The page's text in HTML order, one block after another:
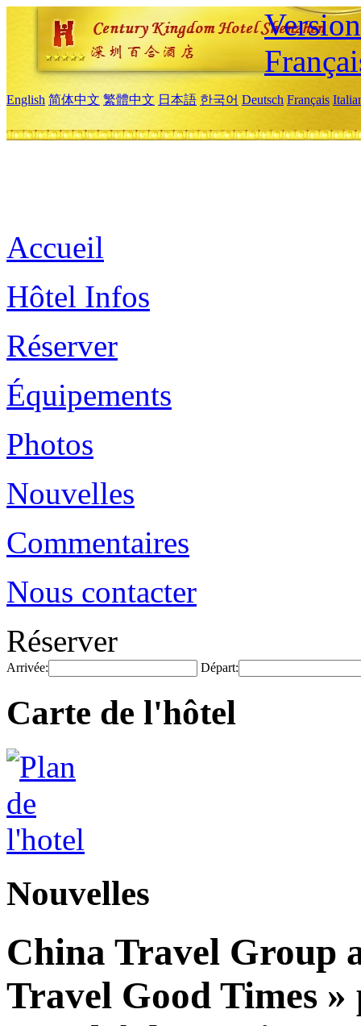
English 简体中文 繁體中文 日本語 한국어 Deutsch Français
Accueil
Hôtel Infos
Réserver
Équipements
Photos
Nouvelles
Commentaires
Nous contacter
Réserver
Arrivée: Départ:
Carte de l'hôtel
Nouvelles
China Travel Group
Travel Good Times »